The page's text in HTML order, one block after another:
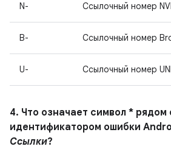
N- Ссылочный номер
B- Ссылочный номер
U- Ссылочный номер
4. Что означает символ * рядом
идентификатором ошибки
Ссылки?